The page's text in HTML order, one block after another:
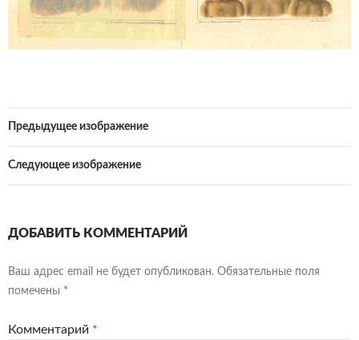
Предыдущее изображение
Следующее изображение
ДОБАВИТЬ КОММЕНТАРИЙ
Ваш адрес email не будет опубликован. Обязательные поля
помечены *
Комментарий *